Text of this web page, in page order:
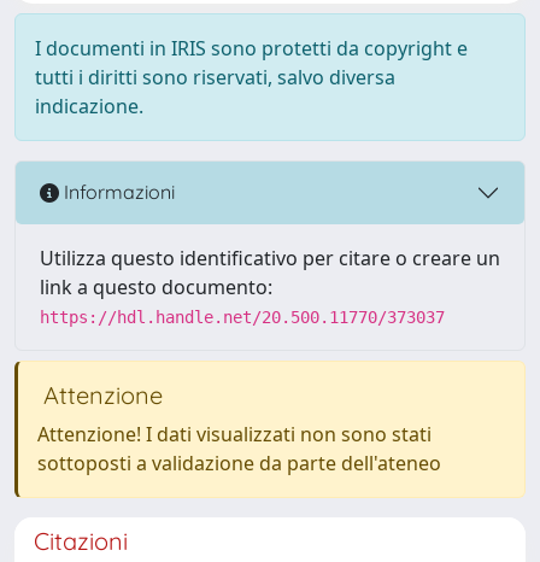
I documenti in IRIS sono protetti da copyright e
tutti i diritti sono riservati, salvo diversa
indicazione.
Informazioni
Utilizza questo identificativo per citare o creare un
link a questo documento:
https://hdl.handle.net/20.500.11770/373037
Attenzione
Attenzione! I dati visualizzati non sono stati
sottoposti a validazione da parte dell'ateneo
Citazioni